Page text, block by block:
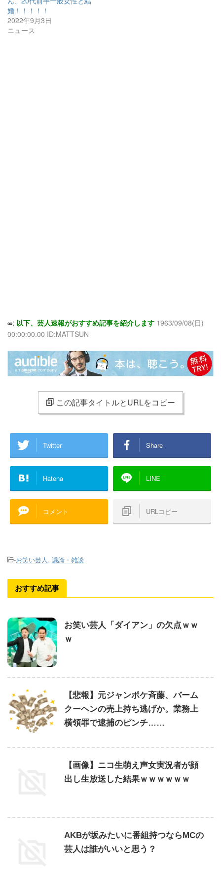
婚！！！！！
2022年9月3日
ニュース
∞: 以下、芸人速報がおすすめ記事を紹介します 1963/09/08(日)
00:00:00.00 ID:MATTSUN
この記事タイトルとURLをコピー
Twitter Share
Hatena LINE
コメント URLコピー
-お笑い芸人, 議論・雑談
おすすめ記事
お笑い芸人「ダイアン」の欠点ｗｗ
ｗ
【悲報】元ジャンポケ斉藤、バーム
クーヘンの売上持ち逃げか。業務上
横領罪で逮捕のピンチ……
【画像】ニコ生萌え声女実況者が顔
出し生放送した結果ｗｗｗｗｗｗ
AKBが坂みたいに番組持つならMCの
芸人は誰がいいと思う？